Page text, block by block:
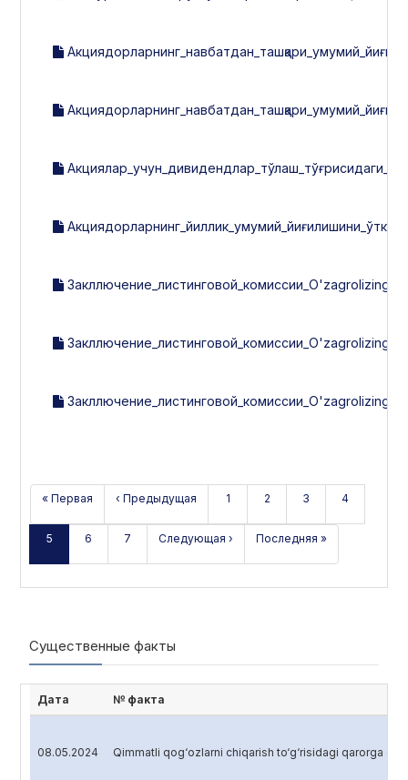
« Первая ‹ Предыдущая 1 2 3 4
5 6 7 Следующая › Последняя »
Существенные факты
Дата № факта
08.05.2024 Qimmatli qog‘ozlarni chiqarish to‘g‘risidagi qarorga